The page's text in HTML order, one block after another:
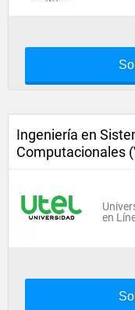
Ingeniería en
Computacionales
en